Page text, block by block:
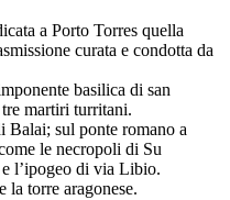
a Porto Torres quella
curata e condotta da
basilica di san
martiri turritani.
Balai; sul ponte romano a
le necropoli di Su
l’ipogeo di via Libio.
la torre aragonese.